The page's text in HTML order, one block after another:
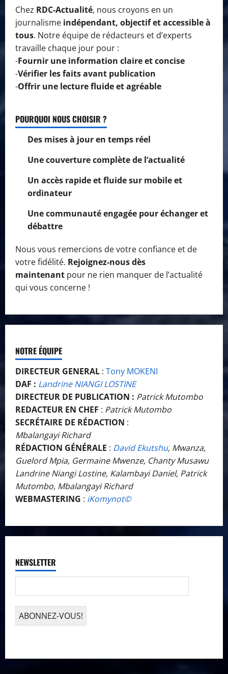
Chez RDC-Actualité, nous croyons en un
journalisme indépendant, objectif et accessible à
tous. Notre équipe de rédacteurs et d’experts
travaille chaque jour pour :
-Fournir une information claire et concise
-Vérifier les faits avant publication
-Offrir une lecture fluide et agréable
POURQUOI NOUS CHOISIR ?
Des mises à jour en temps réel
Une couverture complète de l’actualité
Un accès rapide et fluide sur mobile et
ordinateur
Une communauté engagée pour échanger et
débattre
Nous vous remercions de votre confiance et de
votre fidélité. Rejoignez-nous dès
maintenant pour ne rien manquer de l’actualité
qui vous concerne !
NOTRE ÉQUIPE
DIRECTEUR GENERAL : Tony MOKENI
DAF : Landrine NIANGI LOSTINE
DIRECTEUR DE PUBLICATION : Patrick Mutombo
REDACTEUR EN CHEF : Patrick Mutombo
SECRÉTAIRE DE RÉDACTION :
Mbalangayi Richard
RÉDACTION GÉNÉRALE : David Ekutshu, Mwanza,
Guelord Mpia, Germaine Mwenze, Chanty Musawu
Landrine Niangi Lostine, Kalambayi Daniel, Patrick
Mutombo, Mbalangayi Richard
WEBMASTERING : iKomynot©️
NEWSLETTER